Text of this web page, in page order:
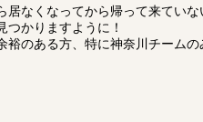
なくなってから帰って来ていな
つかりますように！
のある方、特に神奈川チームの